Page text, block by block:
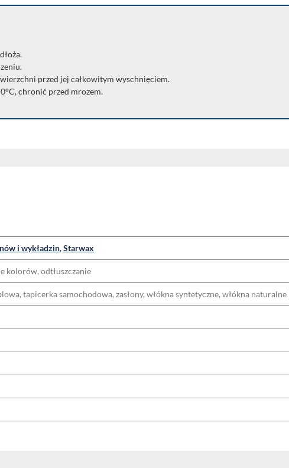
przed jej całkowitym wyschnięciem.
chronić przed mrozem.
i wykładzin,Starwax
kolorów, odtłuszczanie
tapicerka samochodowa, zasłony, włókna syntetyczne, włókna naturalne